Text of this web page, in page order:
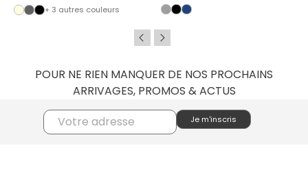
+ 3 autres couleurs
POUR NE RIEN MANQUER DE NOS PROCHAINS
ARRIVAGES, PROMOS & ACTUS